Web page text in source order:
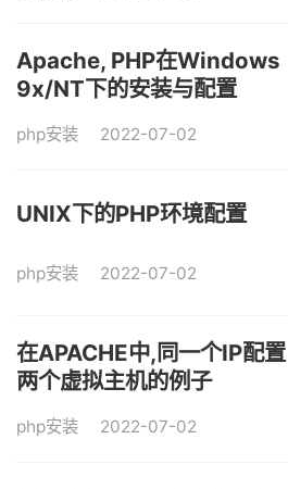
Apache, PHP在Windows
9x/NT下的安装与配置
php安装 2022-07-02
UNIX下的PHP环境配置
php安装 2022-07-02
在APACHE中,同一个IP配置
两个虚拟主机的例子
php安装 2022-07-02